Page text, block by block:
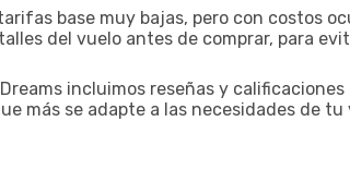
base muy bajas, pero con costos
del vuelo antes de comprar, para
incluimos reseñas y calificaciones
más se adapte a las necesidades de tu